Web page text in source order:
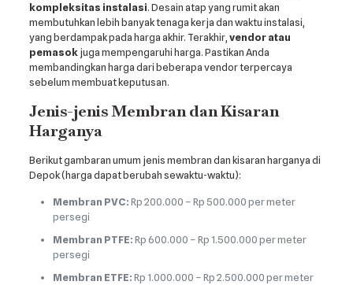
kompleksitas instalasi. Desain atap yang rumit akan
membutuhkan lebih banyak tenaga kerja dan waktu instalasi,
yang berdampak pada harga akhir. Terakhir,vendor atau
pemasokjuga mempengaruhi harga. Pastikan Anda
membandingkan harga dari beberapa vendor terpercaya
sebelum membuat keputusan.
Jenis-jenis Membran dan Kisaran
Harganya
Berikut gambaran umum jenis membran dan kisaran harganya di
Depok (harga dapat berubah sewaktu-waktu):
Membran PVC:Rp 200.000 – Rp 500.000 per meter
persegi
Membran PTFE:Rp 600.000 – Rp 1.500.000 per meter
persegi
Membran ETFE:Rp 1.000.000 – Rp 2.500.000 per meter